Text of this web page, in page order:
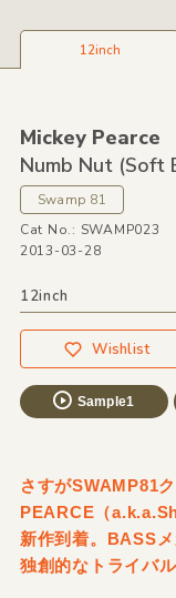
12inch
Mickey Pearce
Numb Nut (Soft
Swamp 81
Cat No.: SWAMP023
2013-03-28
12inch
Wishlist
Sample1
さすがSWAMP81
PEARCE（
新作到着。BASS
独創的なトライバ